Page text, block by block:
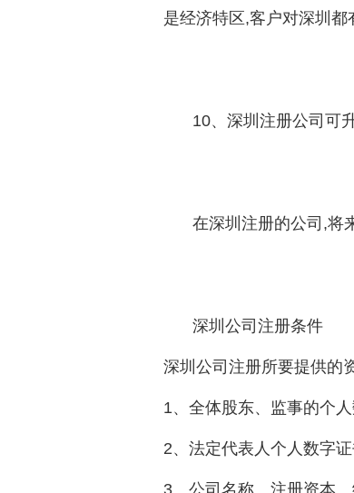
是经济特区,客户对深圳都
10、深圳注册公司可
在深圳注册的公司,将
深圳公司注册条件
深圳公司注册所要提供的资
1、全体股东、监事的个
2、法定代表人个人数字
3、公司名称、注册资本